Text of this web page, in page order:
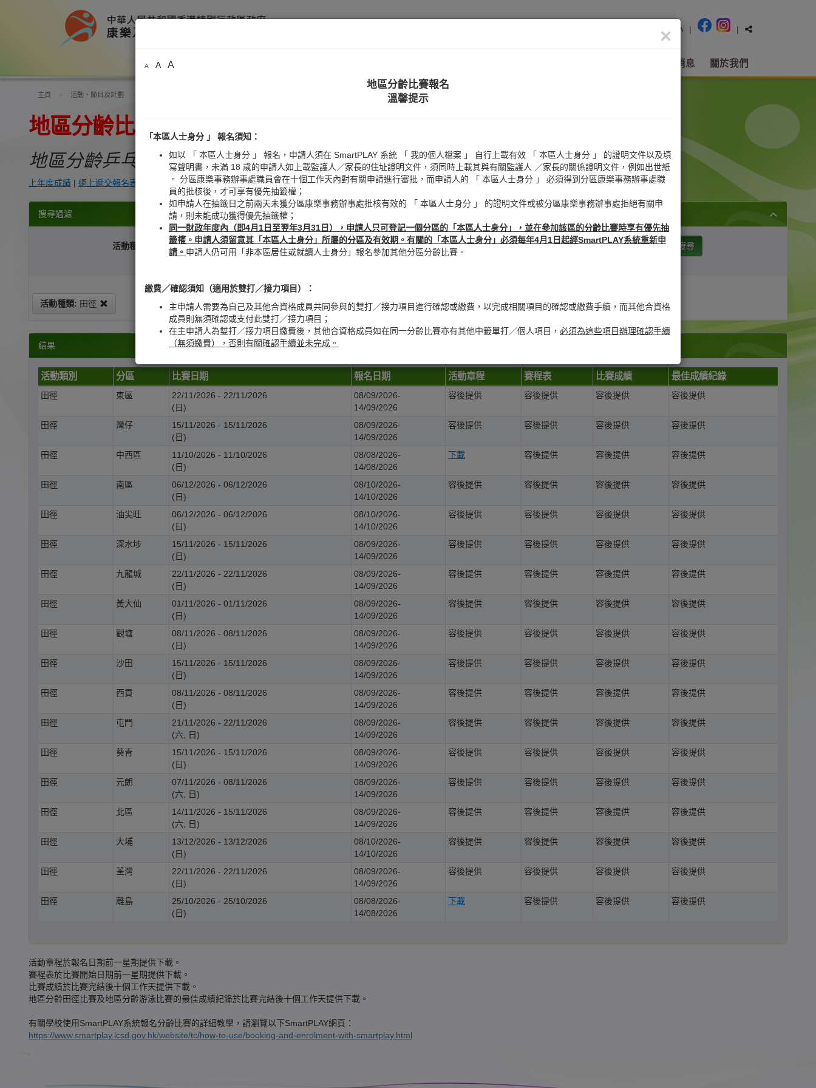
字型大小 | |
最新消息 關於我們
主頁 活動、節目及計劃
地區分齡比賽
地區分齡乒乓球、羽毛球、網球、游泳及田徑比賽
上年度成績 | 網上遞交報名表格 各分區康樂事務辦事處查詢電話
搜尋過濾
活動種類 田徑 地區 所有地區 搜尋
活動種類: 田徑
×
A A A
地區分齡比賽報名
溫馨提示
「本區人士身分 」 報名須知：
如以 「 本區人士身分 」 報名，申請人須在 SmartPLAY 系統 「 我的個人檔案 」 自行上載有效 「 本區人士身分 」 的證明文件以及填
寫聲明書，未滿 18 歲的申請人如上載監護人／家長的住址證明文件，須同時上載其與有關監護人 ／家長的關係證明文件，例如出世紙
。 分區康樂事務辦事處職員會在十個工作天內對有關申請進行審批，而申請人的 「 本區人士身分 」 必須得到分區康樂事務辦事處職
員的批核後，才可享有優先抽籤權；
如申請人在抽籤日之前兩天未獲分區康樂事務辦事處批核有效的 「 本區人士身分 」 的證明文件或被分區康樂事務辦事處拒絕有關申
請，則未能成功獲得優先抽籤權；
同一財政年度內（即4月1日至翌年3月31日），申請人只可登記一個分區的「本區人士身分」，並在參加該區的分齡比賽時享有優先抽
籤權。申請人須留意其「本區人士身分」所屬的分區及有效期。有關的「本區人士身分」必須每年4月1日起經SmartPLAY系統重新申
請。 申請人仍可用「非本區居住或就讀人士身分」報名參加其他分區分齡比賽。
繳費／確認須知（適用於雙打／接力項目）：
主申請人需要為自己及其他合資格成員共同參與的雙打／接力項目進行確認或繳費，以完成相關項目的確認或繳費手續，而其他合資格
成員則無須確認或支付此雙打／接力項目；
在主申請人為雙打／接力項目繳費後，其他合資格成員如在同一分齡比賽亦有其他中籤單打／個人項目， 必須為這些項目辦理確認手續
（無須繳費），否則有關確認手續並未完成。
結果
活動類別 分區 比賽日期 報名日期 活動章程 賽程表 比賽成績 最佳成績紀錄
田徑 東區
22/11/2026 - 22/11/2026
(日)
08/09/2026-
14/09/2026
容後提供 容後提供 容後提供 容後提供
田徑 灣仔
15/11/2026 - 15/11/2026
(日)
08/09/2026-
14/09/2026
容後提供 容後提供 容後提供 容後提供
田徑 中西區
11/10/2026 - 11/10/2026
(日)
08/08/2026-
14/08/2026
下載 容後提供 容後提供 容後提供
田徑 南區
06/12/2026 - 06/12/2026
(日)
08/10/2026-
14/10/2026
容後提供 容後提供 容後提供 容後提供
田徑 油尖旺
06/12/2026 - 06/12/2026
(日)
08/10/2026-
14/10/2026
容後提供 容後提供 容後提供 容後提供
田徑 深水埗
15/11/2026 - 15/11/2026
(日)
08/09/2026-
14/09/2026
容後提供 容後提供 容後提供 容後提供
田徑 九龍城
22/11/2026 - 22/11/2026
(日)
08/09/2026-
14/09/2026
容後提供 容後提供 容後提供 容後提供
田徑 黃大仙
01/11/2026 - 01/11/2026
(日)
08/09/2026-
14/09/2026
容後提供 容後提供 容後提供 容後提供
田徑 觀塘
08/11/2026 - 08/11/2026
(日)
08/09/2026-
14/09/2026
容後提供 容後提供 容後提供 容後提供
田徑 沙田
15/11/2026 - 15/11/2026
(日)
08/09/2026-
14/09/2026
容後提供 容後提供 容後提供 容後提供
田徑 西貢
08/11/2026 - 08/11/2026
(日)
08/09/2026-
14/09/2026
容後提供 容後提供 容後提供 容後提供
田徑 屯門
21/11/2026 - 22/11/2026
(六, 日)
08/09/2026-
14/09/2026
容後提供 容後提供 容後提供 容後提供
田徑 葵青
15/11/2026 - 15/11/2026
(日)
08/09/2026-
14/09/2026
容後提供 容後提供 容後提供 容後提供
田徑 元朗
07/11/2026 - 08/11/2026
(六, 日)
08/09/2026-
14/09/2026
容後提供 容後提供 容後提供 容後提供
田徑 北區
14/11/2026 - 15/11/2026
(六, 日)
08/09/2026-
14/09/2026
容後提供 容後提供 容後提供 容後提供
田徑 大埔
13/12/2026 - 13/12/2026
(日)
08/10/2026-
14/10/2026
容後提供 容後提供 容後提供 容後提供
田徑 荃灣
22/11/2026 - 22/11/2026
(日)
08/09/2026-
14/09/2026
容後提供 容後提供 容後提供 容後提供
田徑 離島
25/10/2026 - 25/10/2026
(日)
08/08/2026-
14/08/2026
下載 容後提供 容後提供 容後提供
活動章程於報名日期前一星期提供下載。
賽程表於比賽開始日期前一星期提供下載。
比賽成績於比賽完結後十個工作天提供下載。
地區分齡田徑比賽及地區分齡游泳比賽的最佳成績紀錄於比賽完結後十個工作天提供下載。
有關學校使用SmartPLAY系統報名分齡比賽的詳細教學，請瀏覽以下SmartPLAY網頁：
https://www.smartplay.lcsd.gov.hk/website/tc/how-to-use/booking-and-enrolment-with-smartplay.html